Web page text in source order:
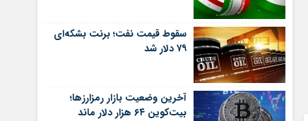
سقوط قیمت نفت؛ برنت بشکه‌ای
۷۹ دلار شد
آخرین وضعیت بازار رمزارزها؛
بیت‌کوین ۶۴ هزار دلار ماند